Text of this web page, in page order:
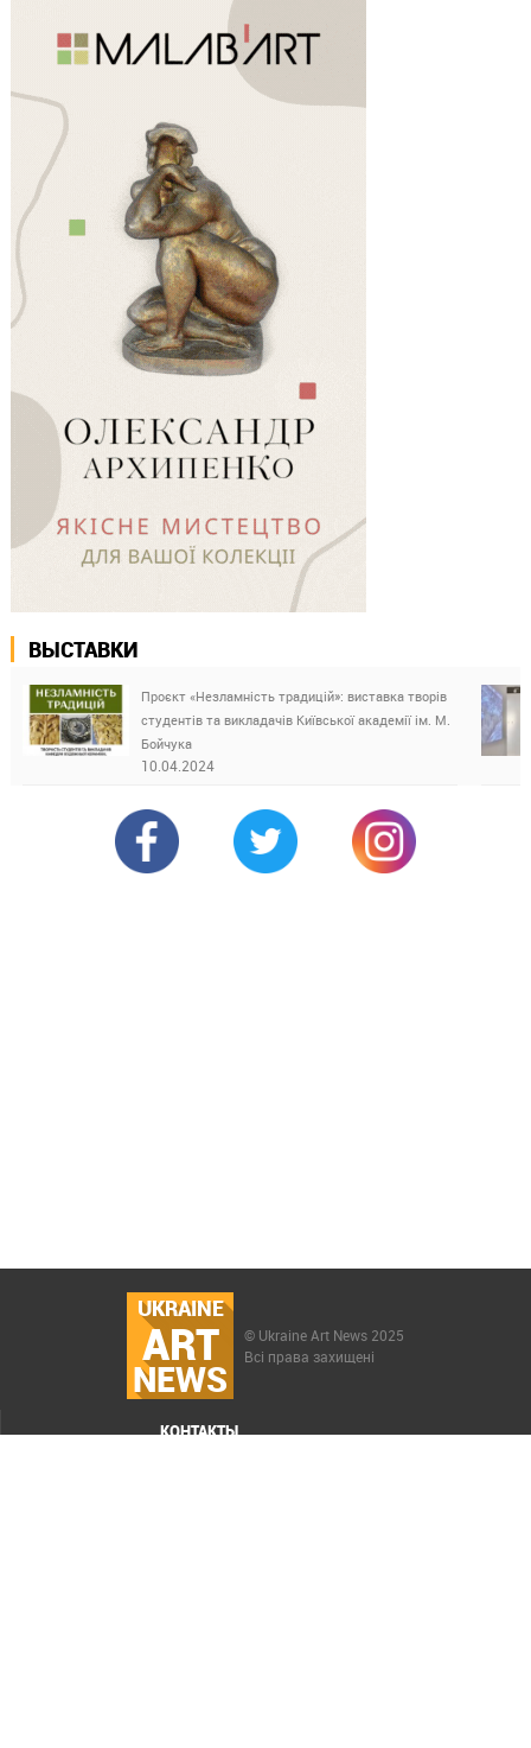
ВЫСТАВКИ
Проєкт «Незламність традицій»: виставка творів
студентів та викладачів Київської академії ім. М.
Бойчука
10.04.2024
UKRAINE
ART
NEWS
© Ukraine Art News 2025
Всі права захищені
КОНТАКТЫ